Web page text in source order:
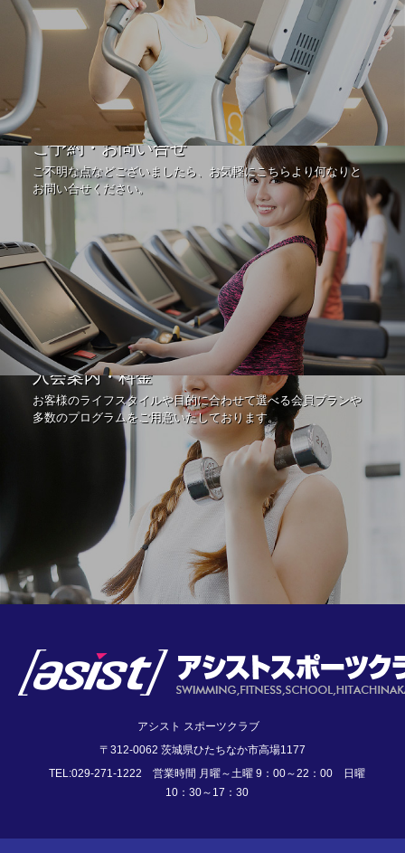
ご予約・お問い合せ
ご不明な点などございましたら、お気軽にこちらより何なりと
お問い合せください。
入会案内・料金
お客様のライフスタイルや目的に合わせて選べる会員プランや
多数のプログラムをご用意いたしております。
アシスト スポーツクラブ
〒312-0062 茨城県ひたちなか市高場1177
TEL:029-271-1222 営業時間 月曜～土曜 9：00～22：00 日曜
10：30～17：30